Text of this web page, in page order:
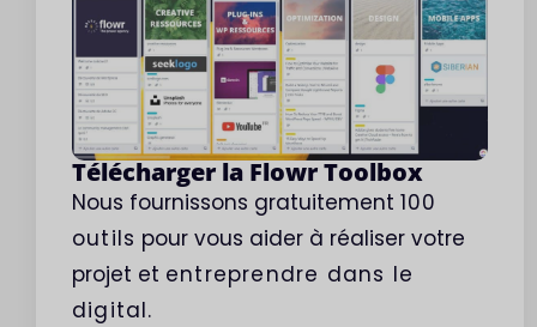
Télécharger la Flowr Toolbox
Nous fournissons gratuitement 100
outils pour vous aider à réaliser votre
projet et entreprendre dans le
digital.